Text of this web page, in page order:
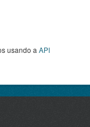
usando a API